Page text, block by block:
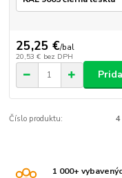
25,25 €/bal
20,53 € bez DPH
Číslo produktu: 4
1 000+